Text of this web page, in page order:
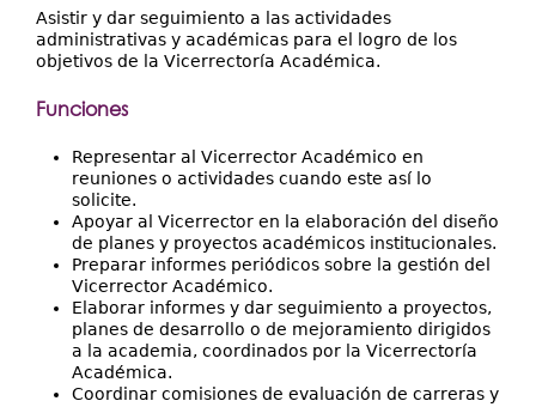
Asistir y dar seguimiento a las actividades
administrativas y académicas para el logro de los
objetivos de la Vicerrectoría Académica.
Funciones
Representar al Vicerrector Académico en
reuniones o actividades cuando este así lo
solicite.
Apoyar al Vicerrector en la elaboración del diseño
de planes y proyectos académicos institucionales.
Preparar informes periódicos sobre la gestión del
Vicerrector Académico.
Elaborar informes y dar seguimiento a proyectos,
planes de desarrollo o de mejoramiento dirigidos
a la academia, coordinados por la Vicerrectoría
Académica.
Coordinar comisiones de evaluación de carreras y